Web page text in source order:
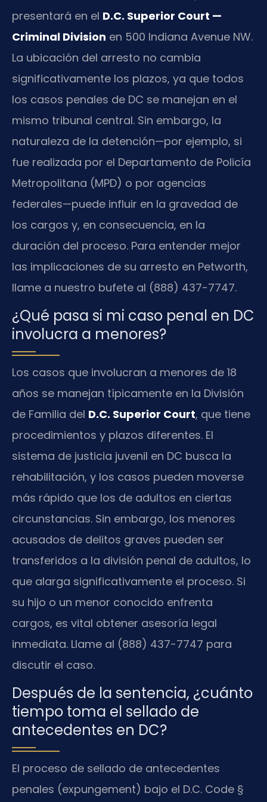
presentará en el D.C. Superior Court —
Criminal Division en 500 Indiana Avenue NW.
La ubicación del arresto no cambia
significativamente los plazos, ya que todos
los casos penales de DC se manejan en el
mismo tribunal central. Sin embargo, la
naturaleza de la detención—por ejemplo, si
fue realizada por el Departamento de Policía
Metropolitana (MPD) o por agencias
federales—puede influir en la gravedad de
los cargos y, en consecuencia, en la
duración del proceso. Para entender mejor
las implicaciones de su arresto en Petworth,
llame a nuestro bufete al (888) 437-7747.
¿Qué pasa si mi caso penal en DC
involucra a menores?
Los casos que involucran a menores de 18
años se manejan típicamente en la División
de Familia del D.C. Superior Court, que tiene
procedimientos y plazos diferentes. El
sistema de justicia juvenil en DC busca la
rehabilitación, y los casos pueden moverse
más rápido que los de adultos en ciertas
circunstancias. Sin embargo, los menores
acusados de delitos graves pueden ser
transferidos a la división penal de adultos, lo
que alarga significativamente el proceso. Si
su hijo o un menor conocido enfrenta
cargos, es vital obtener asesoría legal
inmediata. Llame al (888) 437-7747 para
discutir el caso.
Después de la sentencia, ¿cuánto
tiempo toma el sellado de
antecedentes en DC?
El proceso de sellado de antecedentes
penales (expungement) bajo el D.C. Code §